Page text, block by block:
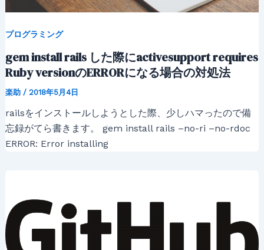
プログラミング
gem install rails した際にactivesupport requires
Ruby versionのERRORになる場合の対処法
楽助 / 2018年5月4日
railsをインストールしようとした際、少しハマったので備
忘録がてら書きます。 gem install rails –no-ri –no-rdoc
ERROR: Error installing